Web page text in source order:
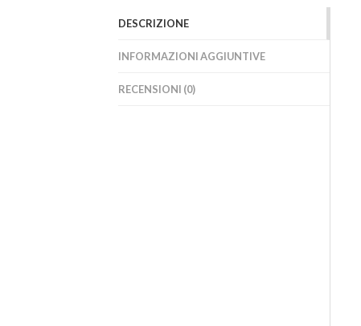
DESCRIZIONE
INFORMAZIONI AGGIUNTIVE
RECENSIONI (0)